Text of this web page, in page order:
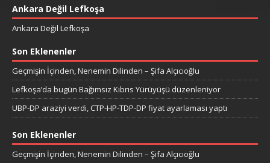
Ankara Değil Lefkoşa
Ankara Değil Lefkoşa
Son Eklenenler
Geçmişin İçinden, Nenemin Dilinden – Şifa Alçıcıoğlu
Lefkoşa’da bugün Bağımsız Kıbrıs Yürüyüşü düzenleniyor
UBP-DP araziyi verdi, CTP-HP-TDP-DP fiyat ayarlaması yaptı
Son Eklenenler
Geçmişin İçinden, Nenemin Dilinden – Şifa Alçıcıoğlu